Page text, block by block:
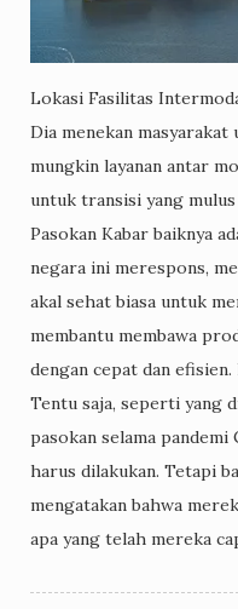
Lokasi Fasilitas
Dia menekan masyarakat
mungkin layanan antar
untuk transisi yang
Pasokan Kabar baiknya
negara ini merespons,
akal sehat biasa untuk
membantu membawa
dengan cepat dan
Tentu saja, seperti yang
pasokan selama pandemi
harus dilakukan. Tetapi
mengatakan bahwa
apa yang telah mereka